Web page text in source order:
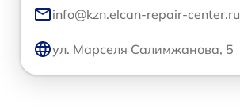
info@kzn.elcan-repair-center.ru
ул. Марселя Салимжанова, 5